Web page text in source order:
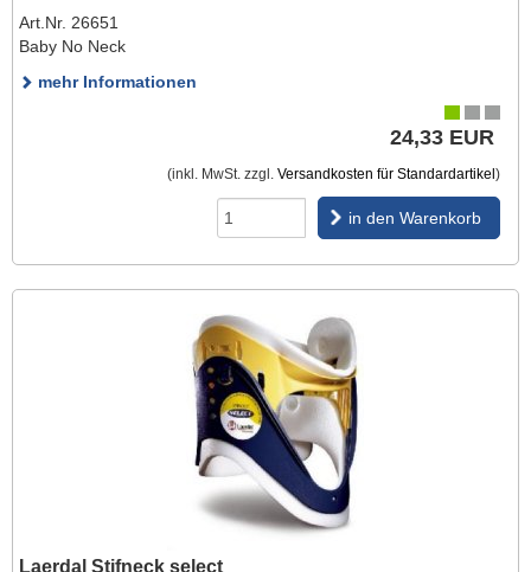
Art.Nr. 26651
Baby No Neck
mehr Informationen
24,33 EUR
(inkl. MwSt. zzgl. Versandkosten für Standardartikel )
in den Warenkorb
Laerdal Stifneck select